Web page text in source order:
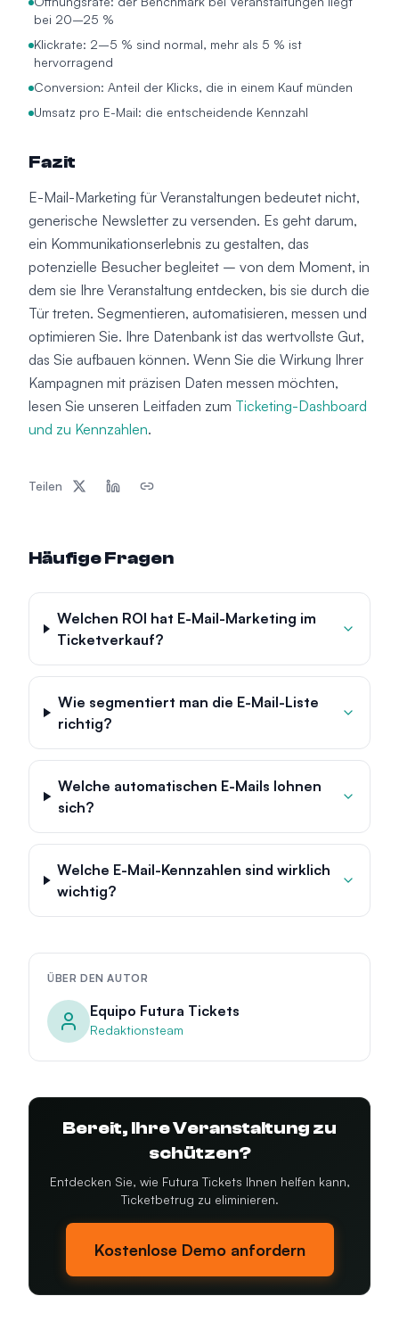
bei 20–25 %
Klickrate: 2–5 % sind normal, mehr als 5 % ist
hervorragend
Conversion: Anteil der Klicks, die in einem Kauf münden
Umsatz pro E-Mail: die entscheidende Kennzahl
Fazit
E-Mail-Marketing für Veranstaltungen bedeutet nicht,
generische Newsletter zu versenden. Es geht darum,
ein Kommunikationserlebnis zu gestalten, das
potenzielle Besucher begleitet – von dem Moment, in
dem sie Ihre Veranstaltung entdecken, bis sie durch die
Tür treten. Segmentieren, automatisieren, messen und
optimieren Sie. Ihre Datenbank ist das wertvollste Gut,
das Sie aufbauen können. Wenn Sie die Wirkung Ihrer
Kampagnen mit präzisen Daten messen möchten,
lesen Sie unseren Leitfaden zum Ticketing-Dashboard
und zu Kennzahlen.
Teilen
Häufige Fragen
Welchen ROI hat E-Mail-Marketing im
Ticketverkauf?
Wie segmentiert man die E-Mail-Liste
richtig?
Welche automatischen E-Mails lohnen
sich?
Welche E-Mail-Kennzahlen sind wirklich
wichtig?
ÜBER DEN AUTOR
Equipo Futura Tickets
Redaktionsteam
Bereit, Ihre Veranstaltung zu
schützen?
Entdecken Sie, wie Futura Tickets Ihnen helfen kann,
Ticketbetrug zu eliminieren.
Kostenlose Demo anfordern